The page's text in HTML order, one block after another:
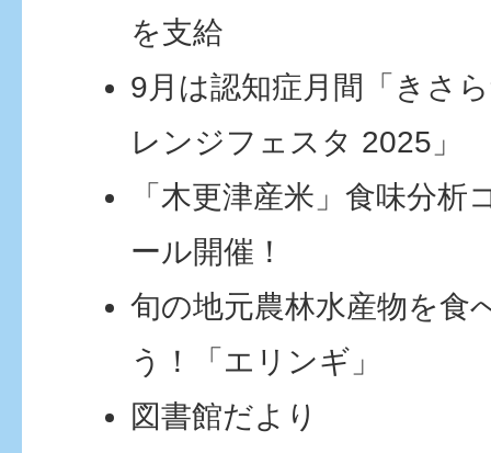
を支給
9月は認知症月間「きさ
レンジフェスタ 2025」
「木更津産米」食味分析
ール開催！
旬の地元農林水産物を食
う！「エリンギ」
図書館だより